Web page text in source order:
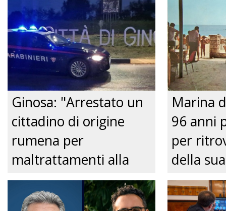
Ginosa: "Arrestato un
cittadino di origine
rumena per
maltrattamenti alla
convivente." Just tv
Marina
96 anni
per
della